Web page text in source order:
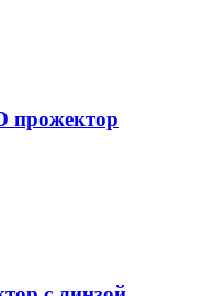
прожектор